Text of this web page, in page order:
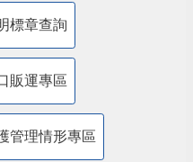
標章查詢
販運專區
管理情形專區